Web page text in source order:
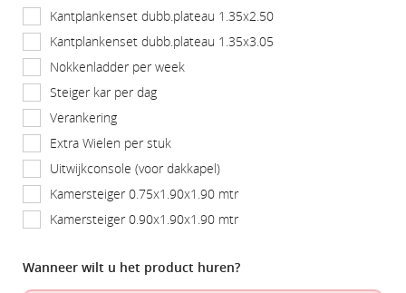
Kantplankenset dubb.plateau 1.35x2.50
Kantplankenset dubb.plateau 1.35x3.05
Nokkenladder per week
Steiger kar per dag
Verankering
Extra Wielen per stuk
Uitwijkconsole (voor dakkapel)
Kamersteiger 0.75x1.90x1.90 mtr
Kamersteiger 0.90x1.90x1.90 mtr
Wanneer wilt u het product huren?